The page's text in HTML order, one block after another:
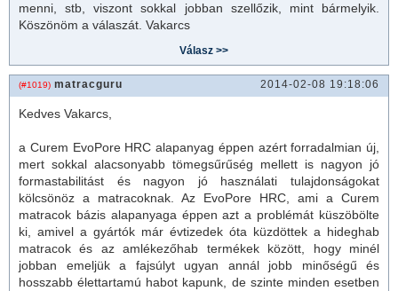
menni, stb, viszont sokkal jobban szellőzik, mint bármelyik.
Köszönöm a válaszát. Vakarcs
(#1019) matracguru 2014-02-08 19:18:06
Kedves Vakarcs,
a Curem EvoPore HRC alapanyag éppen azért forradalmian új,
mert sokkal alacsonyabb tömegsűrűség mellett is nagyon jó
formastabilitást és nagyon jó használati tulajdonságokat
kölcsönöz a matracoknak. Az EvoPore HRC, ami a Curem
matracok bázis alapanyaga éppen azt a problémát küszöbölte
ki, amivel a gyártók már évtizedek óta küzdöttek a hideghab
matracok és az amlékezőhab termékek között, hogy minél
jobban emeljük a fajsúlyt ugyan annál jobb minőségű és
hosszabb élettartamú habot kapunk, de szinte minden esetben